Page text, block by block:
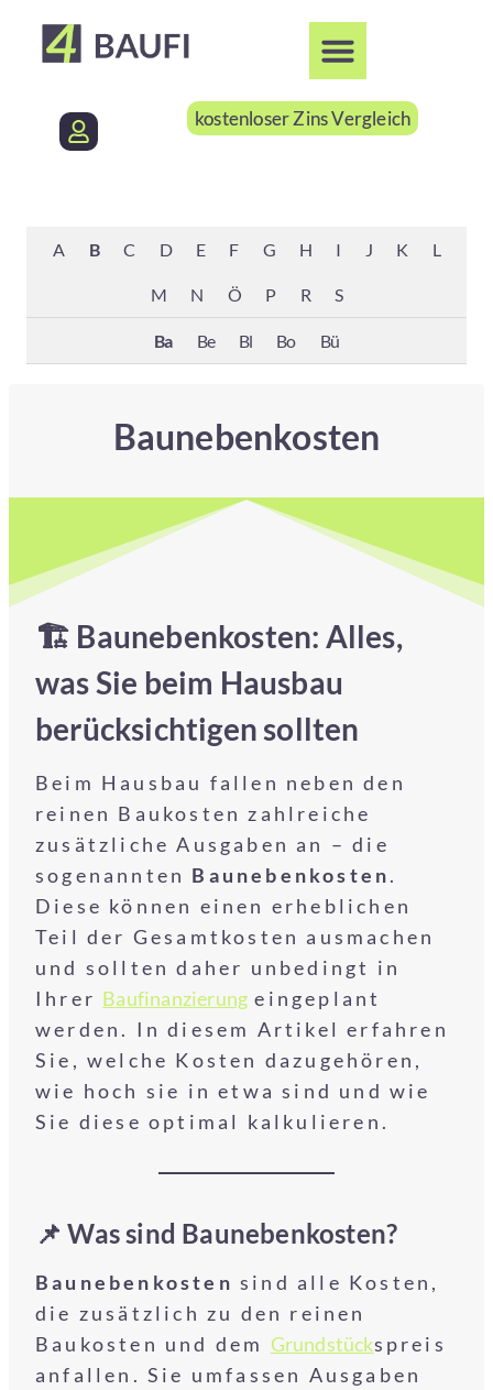
kostenloser Zins Vergleich
A B C D E F G H I J K L
M N Ö P R S
Ba Be Bl Bo Bü
Baunebenkosten
🏗️ Baunebenkosten: Alles,
was Sie beim Hausbau
berücksichtigen sollten
Beim Hausbau fallen neben den
reinen Baukosten zahlreiche
zusätzliche Ausgaben an – die
sogenannten Baunebenkosten.
Diese können einen erheblichen
Teil der Gesamtkosten ausmachen
und sollten daher unbedingt in
Ihrer Baufinanzierung eingeplant
werden. In diesem Artikel erfahren
Sie, welche Kosten dazugehören,
wie hoch sie in etwa sind und wie
Sie diese optimal kalkulieren.
📌 Was sind Baunebenkosten?
Baunebenkosten sind alle Kosten,
die zusätzlich zu den reinen
Baukosten und dem Grundstückspreis
anfallen. Sie umfassen Ausgaben